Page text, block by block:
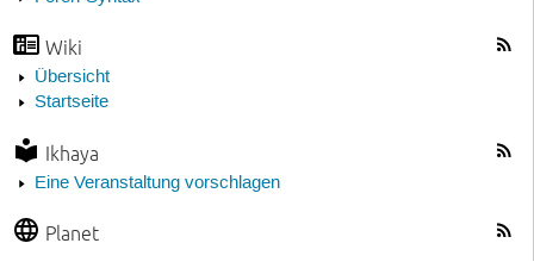
Wiki
Übersicht
Startseite
Ikhaya
Eine Veranstaltung vorschlagen
Planet